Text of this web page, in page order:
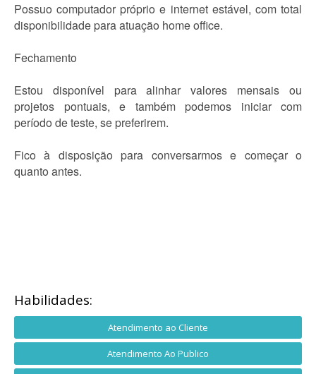
Possuo computador próprio e internet estável, com total
disponibilidade para atuação home office.
Fechamento
Estou disponível para alinhar valores mensais ou
projetos pontuais, e também podemos iniciar com
período de teste, se preferirem.
Fico à disposição para conversarmos e começar o
quanto antes.
Habilidades:
Atendimento ao Cliente
Atendimento Ao Publico